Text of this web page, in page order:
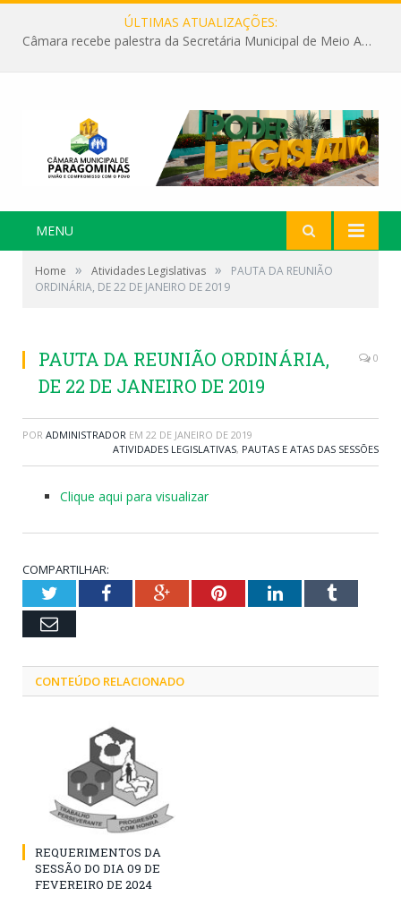
ÚLTIMAS ATUALIZAÇÕES:
Câmara recebe palestra da Secretária Municipal de Meio Ambiente sobre as ações da “SEMANA DO MEIO AMBIENTE”
MENU
Home » Atividades Legislativas »
PAUTA DA REUNIÃO
ORDINÁRIA, DE 22 DE JANEIRO DE 2019
PAUTA DA REUNIÃO ORDINÁRIA,
DE 22 DE JANEIRO DE 2019
0
POR ADMINISTRADOR EM 22 DE JANEIRO DE 2019
ATIVIDADES LEGISLATIVAS, PAUTAS E ATAS DAS SESSÕES
Clique aqui para visualizar
COMPARTILHAR:
TwitterFacebookGoogle+PinterestLinkedInTumblr
Email
CONTEÚDO RELACIONADO
REQUERIMENTOS DA
SESSÃO DO DIA 09 DE
FEVEREIRO DE 2024